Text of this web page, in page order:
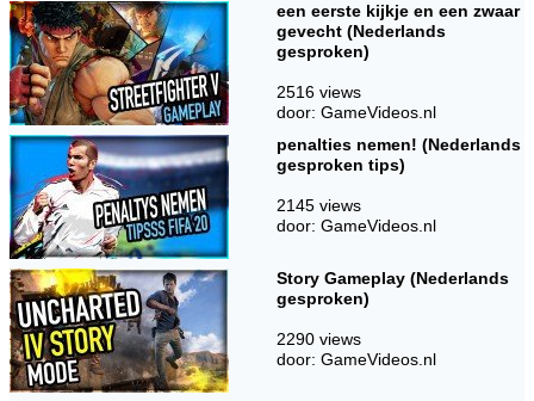
een eerste kijkje en een zwaar
gevecht (Nederlands
gesproken)
2516 views
door: GameVideos.nl
penalties nemen! (Nederlands
gesproken tips)
2145 views
door: GameVideos.nl
Story Gameplay (Nederlands
gesproken)
2290 views
door: GameVideos.nl